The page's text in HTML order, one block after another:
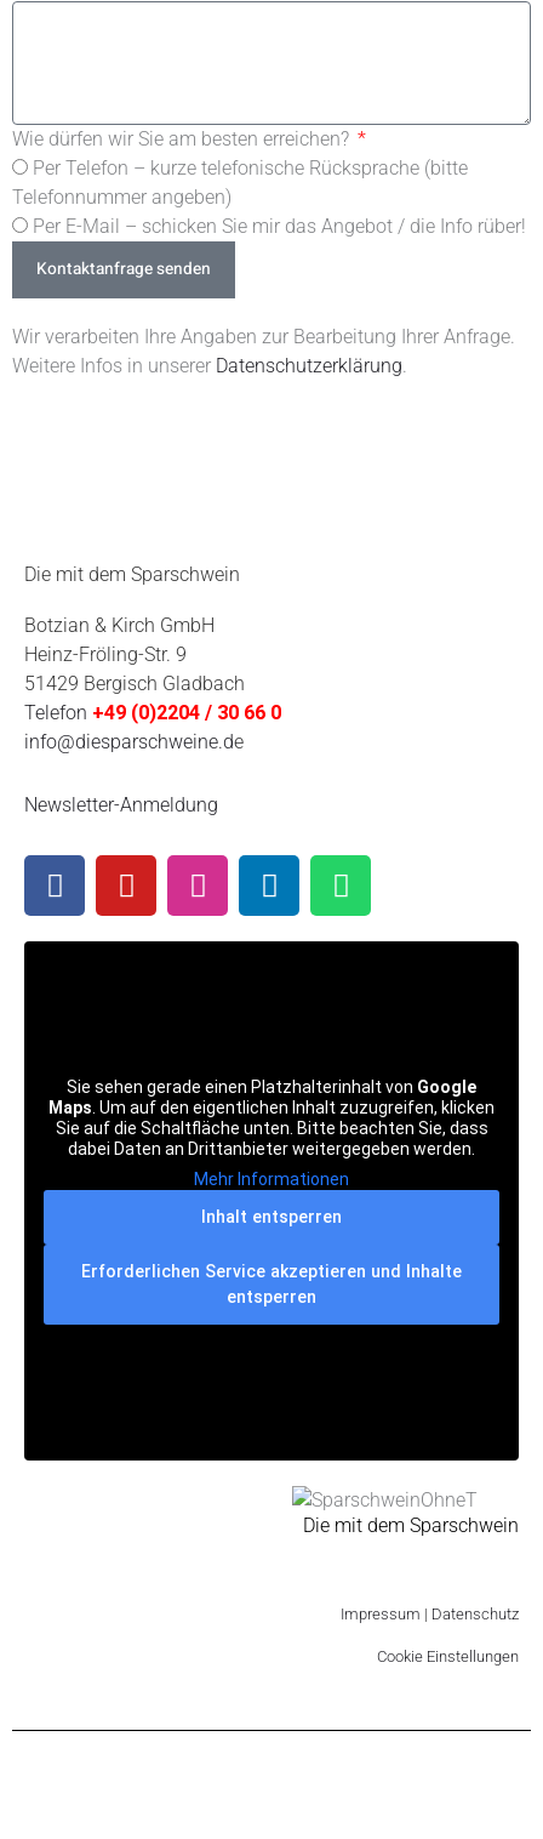
Wie dürfen wir Sie am besten erreichen?
Per Telefon – kurze telefonische Rücksprache (bitte
Telefonnummer angeben)
Per E-Mail – schicken Sie mir das Angebot / die Info rüber!
Kontaktanfrage senden
Wir verarbeiten Ihre Angaben zur Bearbeitung Ihrer Anfrage.
Weitere Infos in unserer Datenschutzerklärung.
Die mit dem Sparschwein
Botzian & Kirch GmbH
Heinz-Fröling-Str. 9
51429 Bergisch Gladbach
Telefon +49 (0)2204 / 30 66 0
info@diesparschweine.de
Newsletter-Anmeldung
F
a
k
Y
o
I
n
a
m
L
i
n
W
h
p
Sie sehen gerade einen Platzhalterinhalt von Google
Maps . Um auf den eigentlichen Inhalt zuzugreifen, klicken
Sie auf die Schaltfläche unten. Bitte beachten Sie, dass
dabei Daten an Drittanbieter weitergegeben werden.
Mehr Informationen
Inhalt entsperren
Erforderlichen Service akzeptieren und Inhalte
entsperren
Die mit dem Sparschwein
Impressum | Datenschutz
Cookie Einstellungen